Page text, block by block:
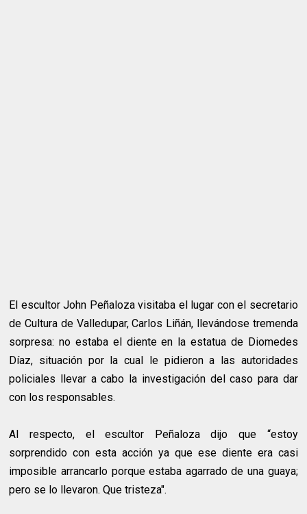
El escultor John Peñaloza visitaba el lugar con el secretario
de Cultura de Valledupar, Carlos Liñán, llevándose tremenda
sorpresa: no estaba el diente en la estatua de Diomedes
Díaz, situación por la cual le pidieron a las autoridades
policiales llevar a cabo la investigación del caso para dar
con los responsables.
Al respecto, el escultor Peñaloza dijo que “estoy
sorprendido con esta acción ya que ese diente era casi
imposible arrancarlo porque estaba agarrado de una guaya;
pero se lo llevaron. Que tristeza".